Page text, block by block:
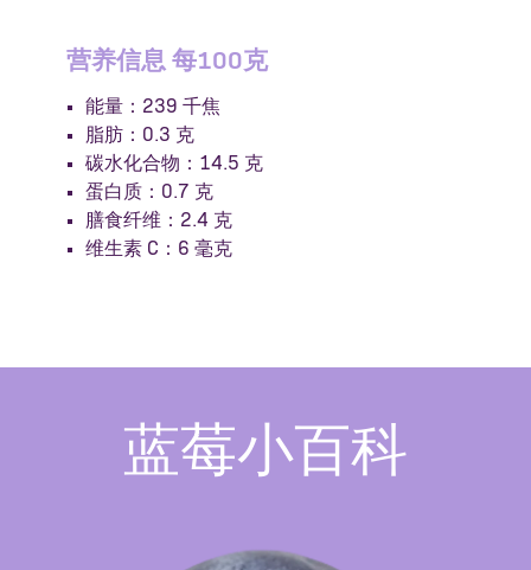
营养信息 每100克
能量：239 千焦
脂肪：0.3 克
碳水化合物：14.5 克
蛋白质：0.7 克
膳食纤维：2.4 克
维生素 C：6 毫克
蓝莓小百科